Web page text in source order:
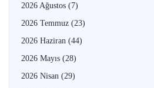
2026 Ağustos (7)
2026 Temmuz (23)
2026 Haziran (44)
2026 Mayıs (28)
2026 Nisan (29)